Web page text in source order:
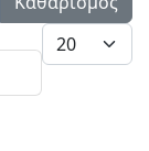
Εμφάνιση #